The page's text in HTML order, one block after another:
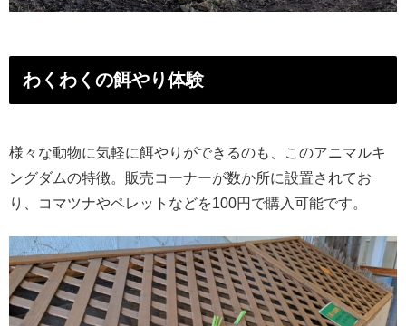
わくわくの餌やり体験
様々な動物に気軽に餌やりができるのも、このアニマルキ
ングダムの特徴。販売コーナーが数か所に設置されてお
り、コマツナやペレットなどを100円で購入可能です。